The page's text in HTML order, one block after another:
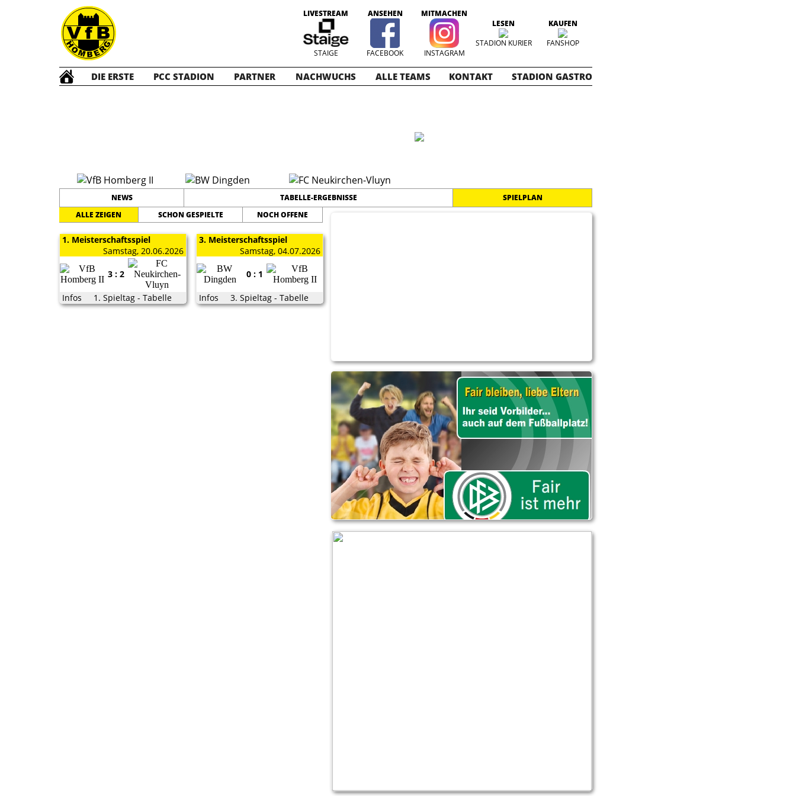
LIVESTREAM
STAIGE
ANSEHEN
FACEBOOK
MITMACHEN
INSTAGRAM
LESEN
STADION KURIER
KAUFEN
FANSHOP
DIE ERSTE PCC STADION PARTNER NACHWUCHS ALLE TEAMS KONTAKT STADION GASTRO
NEWS TABELLE-ERGEBNISSE
SPIELPLAN
ALLE ZEIGEN
SCHON GESPIELTE NOCH OFFENE
1. Meisterschaftsspiel
Samstag, 20.06.2026
3 : 2
Infos 1. Spieltag - Tabelle
3. Meisterschaftsspiel
Samstag, 04.07.2026
0 : 1
Infos 3. Spieltag - Tabelle